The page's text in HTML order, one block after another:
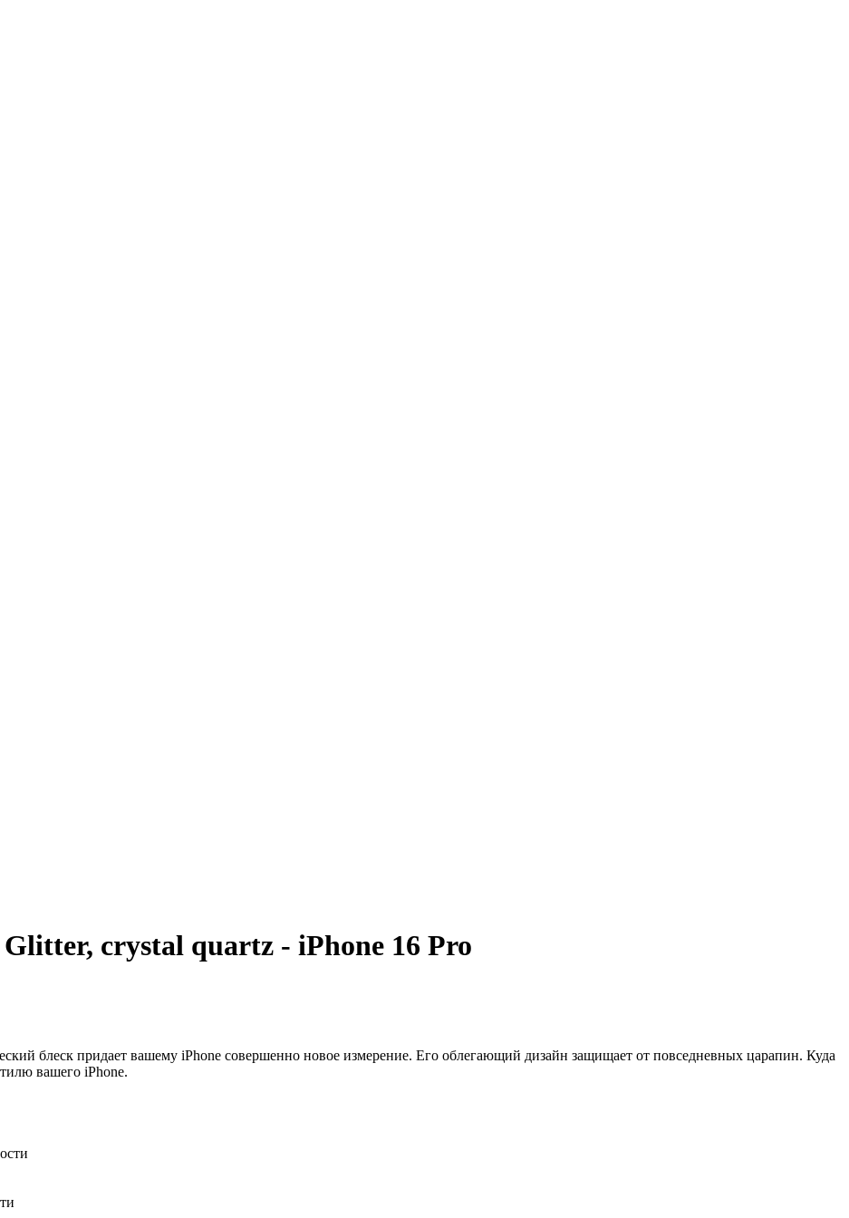
crystal quartz - iPhone 16 Pro
блеск придает вашему iPhone совершенно новое измерение. Его облегающий дизайн защищает от повседневных царапин. Куда
вашего iPhone.